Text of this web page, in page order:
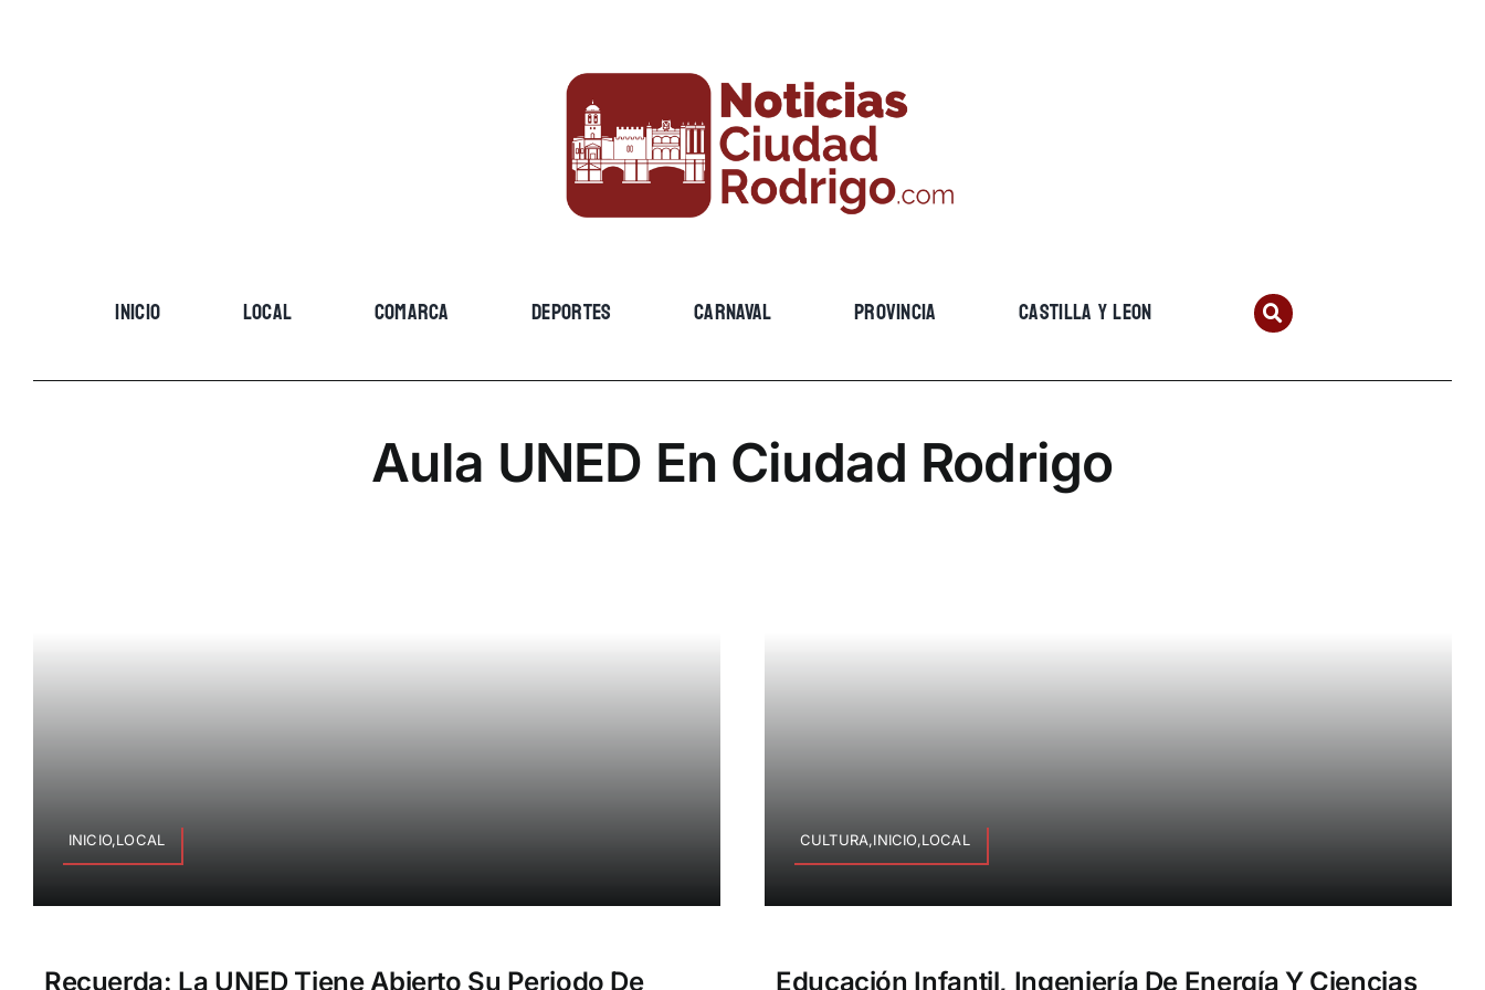
INICIO LOCAL COMARCA DEPORTES CARNAVAL PROVINCIA CASTILLA Y LEON
Aula UNED En Ciudad Rodrigo
INICIO,LOCAL
Recuerda: La UNED Tiene Abierto Su Periodo De
CULTURA,INICIO,LOCAL
Educación Infantil, Ingeniería De Energía Y Ciencias